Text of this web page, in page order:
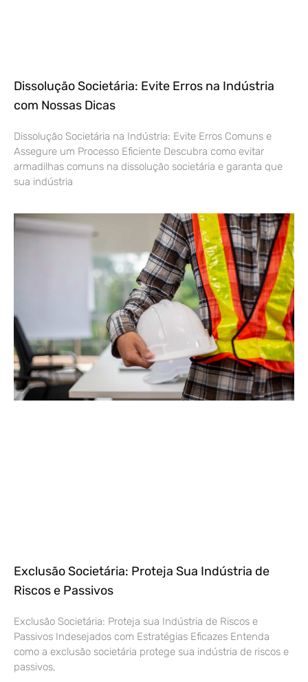
Dissolução Societária: Evite Erros na Indústria
com Nossas Dicas
Dissolução Societária na Indústria: Evite Erros Comuns e
Assegure um Processo Eficiente Descubra como evitar
armadilhas comuns na dissolução societária e garanta que
sua indústria
Exclusão Societária: Proteja Sua Indústria de
Riscos e Passivos
Exclusão Societária: Proteja sua Indústria de Riscos e
Passivos Indesejados com Estratégias Eficazes Entenda
como a exclusão societária protege sua indústria de riscos e
passivos,